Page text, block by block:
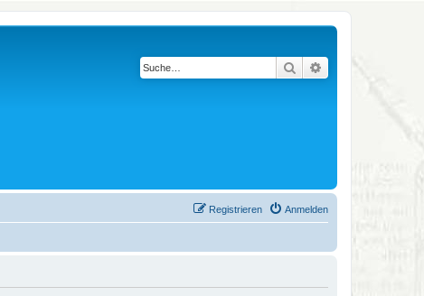
Suche Erweiterte Suche
Anmelden
Registrieren